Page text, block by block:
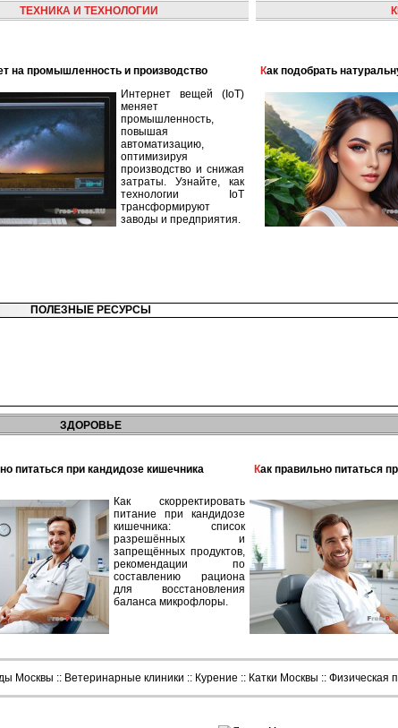
ТЕХНИКА И ТЕХНОЛОГИИ
на промышленность и производство
Интернет вещей (IoT)
меняет
промышленность,
повышая
автоматизацию,
оптимизируя
производство и снижая
затраты. Узнайте, как
технологии IoT
трансформируют
заводы и предприятия.
Как подобрать
ПОЛЕЗНЫЕ РЕСУРСЫ
ЗДОРОВЬЕ
питаться при кандидозе кишечника
Как скорректировать
питание при кандидозе
кишечника: список
разрешённых и
запрещённых продуктов,
рекомендации по
составлению рациона
для восстановления
баланса микрофлоры.
Как правильно питаться
Москвы :: Ветеринарные клиники :: Курение :: Катки Москвы :: Физическая